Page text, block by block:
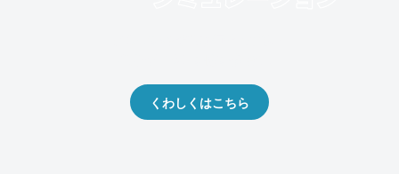
くわしくはこちら